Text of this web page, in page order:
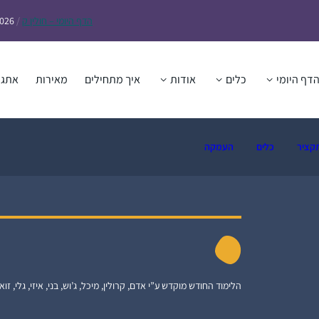
הדף היומי – חולין ק /
הדף היומי כלים אודות איך מתחילים מאירות
כלים העמקה
הלימוד החודש מוקדש ע”י אדם, קרולין, מיכל, ג’וש, בני, איזי, גלי,